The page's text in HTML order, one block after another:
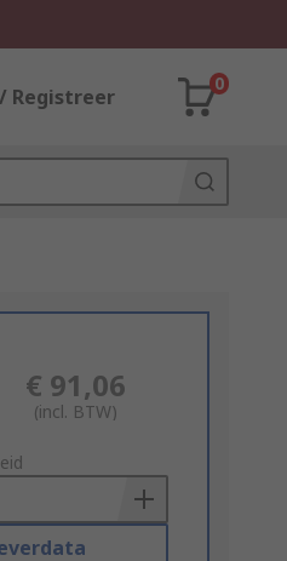
Registreer
0
€ 91,06
(incl. BTW)